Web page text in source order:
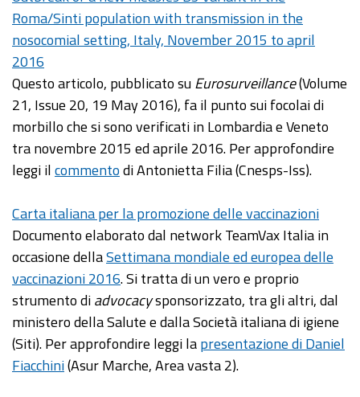
Roma/Sinti population with transmission in the
nosocomial setting, Italy, November 2015 to april
2016
Questo articolo, pubblicato suEurosurveillance(Volume
21, Issue 20, 19 May 2016), fa il punto sui focolai di
morbillo che si sono verificati in Lombardia e Veneto
tra novembre 2015 ed aprile 2016. Per approfondire
leggi ilcommentodi Antonietta Filia (Cnesps-Iss).
Carta italiana per la promozione delle vaccinazioni
Documento elaborato dal network TeamVax Italia in
occasione dellaSettimana mondiale ed europea delle
vaccinazioni 2016. Si tratta di un vero e proprio
strumento diadvocacysponsorizzato, tra gli altri, dal
ministero della Salute e dalla Società italiana di igiene
(Siti). Per approfondire leggi lapresentazione di Daniel
Fiacchini(Asur Marche, Area vasta 2).